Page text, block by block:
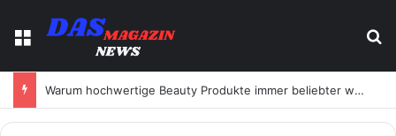
Menu
Warum hochwertige Beauty Produkte immer beliebter werden